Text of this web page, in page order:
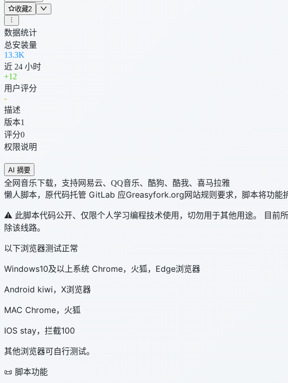
收藏2
数据统计
总安装量
13.3K
近 24 小时
+12
用户评分
-
描述
版本1
评分0
权限说明
AI 摘要
全网音乐下载，支持网易云、QQ音乐、酷狗、酷我、喜马拉雅
懒人脚本，原代码托管 GitLab 应Greasyfork.org网站规则要求，脚本将功
⚠ 此脚本代码公开、仅限个人学习编程技术使用，切勿用于其他用途。 目前
除该线路。
以下浏览器测试正常
Windows10及以上系统 Chrome，火狐，Edge浏览器
Android kiwi，X浏览器
MAC Chrome，火狐
IOS stay，拦截100
其他浏览器可自行测试。
📜 脚本功能